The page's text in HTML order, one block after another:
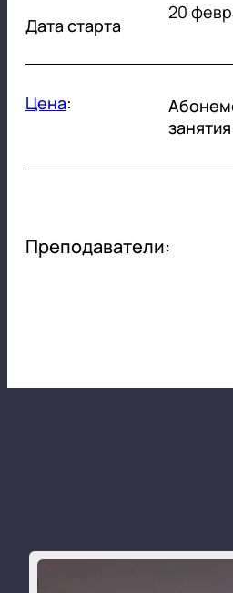
Дата старта
20
Цена:
Преподаватели: